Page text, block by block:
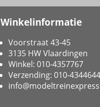
Winkelinformatie
Voorstraat 43-45
3135 HW Vlaardingen
Winkel: 010-4357767
Verzending: 010-4344644